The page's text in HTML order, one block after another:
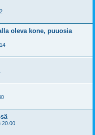
oleva kone, puuosia
20.00